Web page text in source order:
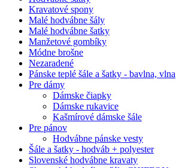
Kravatové spony
Malé hodvábne šály
Malé hodvábne šatky
Manžetové gombíky
Módne brošne
Nezaradené
Pánske teplé šále a šatky - bavlna, vlna
Pre dámy
Dámske čiapky
Dámske rukavice
Kašmírové dámske šále
Pre pánov
Hodvábne pánske vesty
Šále a šatky - hodváb + polyester
Slovenské hodvábne kravaty